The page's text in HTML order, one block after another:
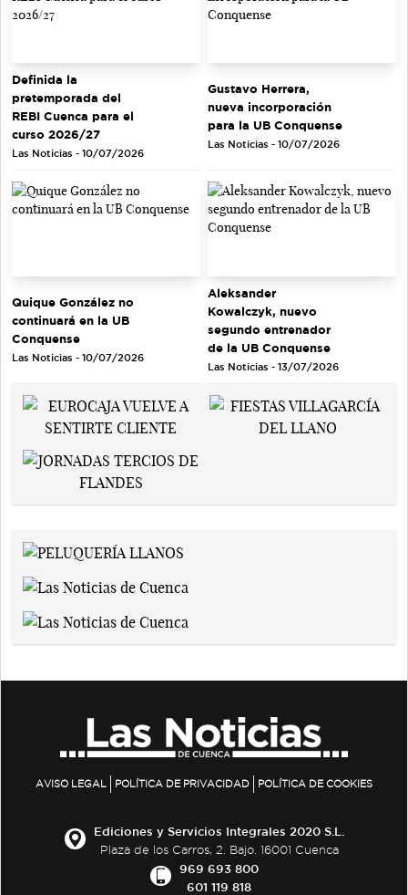
Definida la
pretemporada del
REBI Cuenca para el
curso 2026/27
Las Noticias - 10/07/2026
Gustavo Herrera,
nueva incorporación
para la UB Conquense
Las Noticias - 10/07/2026
Quique González no
continuará en la UB
Conquense
Las Noticias - 10/07/2026
Aleksander
Kowalczyk, nuevo
segundo entrenador
de la UB Conquense
Las Noticias - 13/07/2026
AVISO LEGAL POLÍTICA DE PRIVACIDAD POLÍTICA DE COOKIES
Ediciones y Servicios Integrales 2020 S.L.
Plaza de los Carros, 2. Bajo. 16001 Cuenca
969 693 800
601 119 818